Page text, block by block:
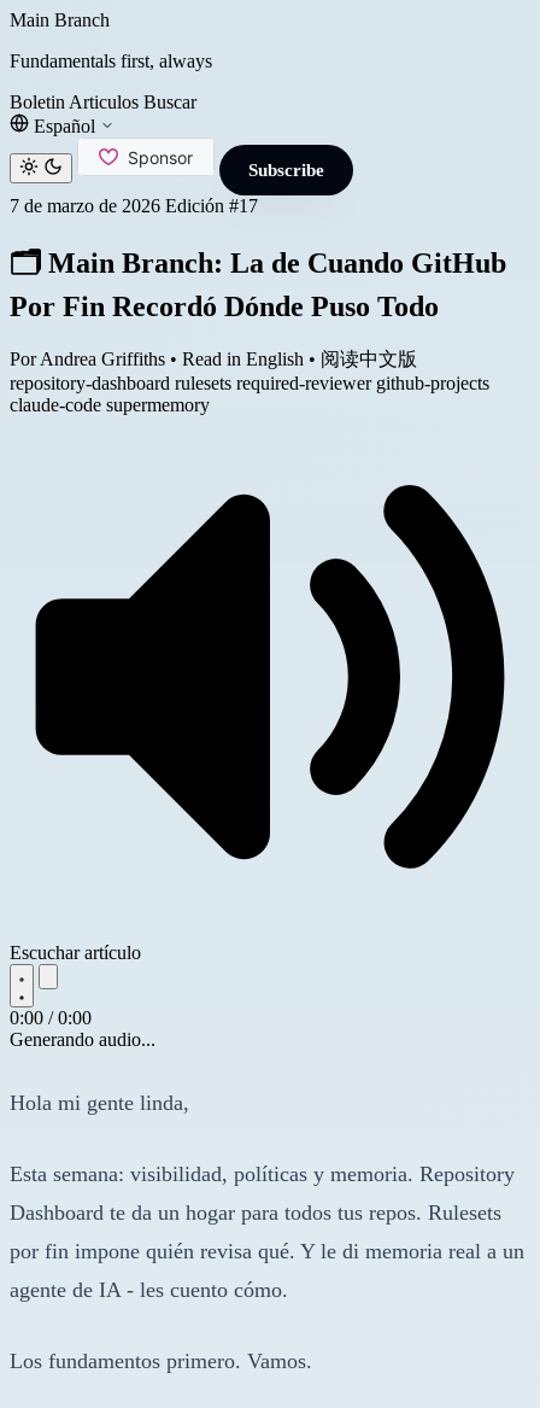
Main Branch
Fundamentals first, always
Boletin Articulos Buscar
Español
Subscribe
7 de marzo de 2026 Edición #17
🗂️ Main Branch: La de Cuando GitHub
Por Fin Recordó Dónde Puso Todo
Por Andrea Griffiths • Read in English • 阅读中文版
repository-dashboard rulesets required-reviewer github-projects
claude-code supermemory
Escuchar artículo
0:00 / 0:00
Generando audio...
Hola mi gente linda,
Esta semana: visibilidad, políticas y memoria. Repository
Dashboard te da un hogar para todos tus repos. Rulesets
por fin impone quién revisa qué. Y le di memoria real a un
agente de IA - les cuento cómo.
Los fundamentos primero. Vamos.